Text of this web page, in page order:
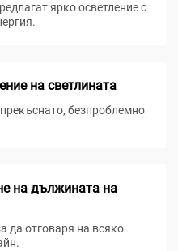
ярко осветление с
на светлината
безпроблемно
на дължината на
да отговаря на всяко